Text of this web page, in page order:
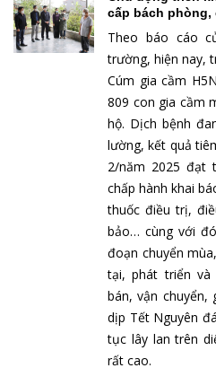
cấp bách phòng,
Theo báo cáo
trường, hiện nay,
Cúm gia cầm
809 con gia cầm
hộ. Dịch bệnh
lường, kết quả
2/năm 2025 đạt
chấp hành khai
thuốc điều trị,
bảo… cùng với
đoạn chuyển
tại, phát triển và
bán, vận
dịp Tết Nguyên
tục lây lan trên
rất cao.